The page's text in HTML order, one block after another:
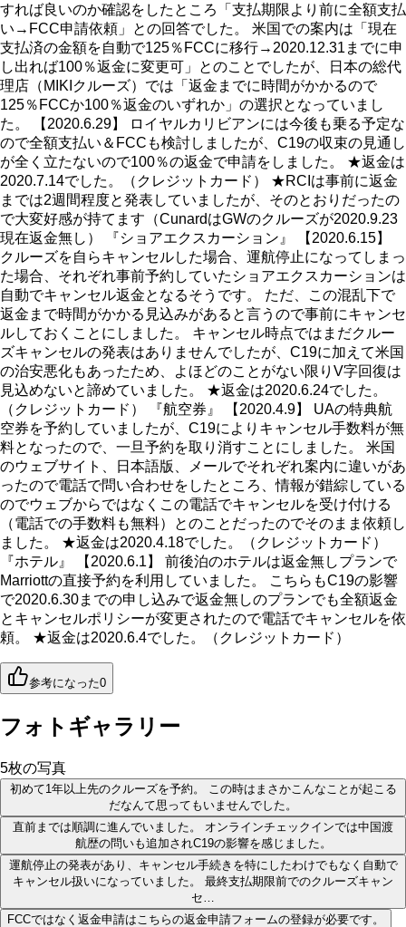
すれば良いのか確認をしたところ「支払期限より前に全額支払
い→FCC申請依頼」との回答でした。 米国での案内は「現在
支払済の金額を自動で125％FCCに移行→2020.12.31までに申
し出れば100％返金に変更可」とのことでしたが、日本の総代
理店（MIKIクルーズ）では「返金までに時間がかかるので
125％FCCか100％返金のいずれか」の選択となっていまし
た。 【2020.6.29】 ロイヤルカリビアンには今後も乗る予定な
ので全額支払い＆FCCも検討しましたが、C19の収束の見通し
が全く立たないので100％の返金で申請をしました。 ★返金は
2020.7.14でした。（クレジットカード） ★RCIは事前に返金
までは2週間程度と発表していましたが、そのとおりだったの
で大変好感が持てます（CunardはGWのクルーズが2020.9.23
現在返金無し） 『ショアエクスカーション』 【2020.6.15】
クルーズを自らキャンセルした場合、運航停止になってしまっ
た場合、それぞれ事前予約していたショアエクスカーションは
自動でキャンセル返金となるそうです。 ただ、この混乱下で
返金まで時間がかかる見込みがあると言うので事前にキャンセ
ルしておくことにしました。 キャンセル時点ではまだクルー
ズキャンセルの発表はありませんでしたが、C19に加えて米国
の治安悪化もあったため、よほどのことがない限りV字回復は
見込めないと諦めていました。 ★返金は2020.6.24でした。
（クレジットカード） 『航空券』 【2020.4.9】 UAの特典航
空券を予約していましたが、C19によりキャンセル手数料が無
料となったので、一旦予約を取り消すことにしました。 米国
のウェブサイト、日本語版、メールでそれぞれ案内に違いがあ
ったので電話で問い合わせをしたところ、情報が錯綜している
のでウェブからではなくこの電話でキャンセルを受け付ける
（電話での手数料も無料）とのことだったのでそのまま依頼し
ました。 ★返金は2020.4.18でした。（クレジットカード）
『ホテル』 【2020.6.1】 前後泊のホテルは返金無しプランで
Marriottの直接予約を利用していました。 こちらもC19の影響
で2020.6.30までの申し込みで返金無しのプランでも全額返金
とキャンセルポリシーが変更されたので電話でキャンセルを依
頼。 ★返金は2020.6.4でした。（クレジットカード）
参考になった0
フォトギャラリー
5枚の写真
初めて1年以上先のクルーズを予約。 この時はまさかこんなことが起こる
だなんて思ってもいませんでした。
直前までは順調に進んでいました。 オンラインチェックインでは中国渡
航歴の問いも追加されC19の影響を感じました。
運航停止の発表があり、キャンセル手続きを特にしたわけでもなく自動で
キャンセル扱いになっていました。 最終支払期限前でのクルーズキャン
セ…
FCCではなく返金申請はこちらの返金申請フォームの登録が必要です。